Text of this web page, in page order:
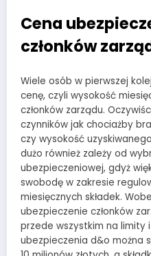
Cena
członków
Wiele osób w pierwszej
cenę, czyli wysokość
członków zarządu.
czynników jak chociażby
czy wysokość
dużo również zależy od
ubezpieczeniowej, gdyż
swobodę w zakresie
miesięcznych składek.
ubezpieczenie członków
przede wszystkim na limity
ubezpieczenia d&o można